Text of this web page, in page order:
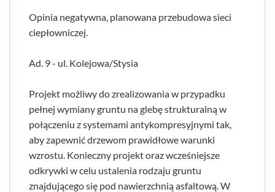
Opinia negatywna, planowana przebudowa sieci
ciepłowniczej.
Ad. 9 - ul. Kolejowa/Stysia
Projekt możliwy do zrealizowania w przypadku
pełnej wymiany gruntu na glebę strukturalną w
połączeniu z systemami antykompresyjnymi tak,
aby zapewnić drzewom prawidłowe warunki
wzrostu. Konieczny projekt oraz wcześniejsze
odkrywki w celu ustalenia rodzaju gruntu
znajdującego się pod nawierzchnią asfaltową. W